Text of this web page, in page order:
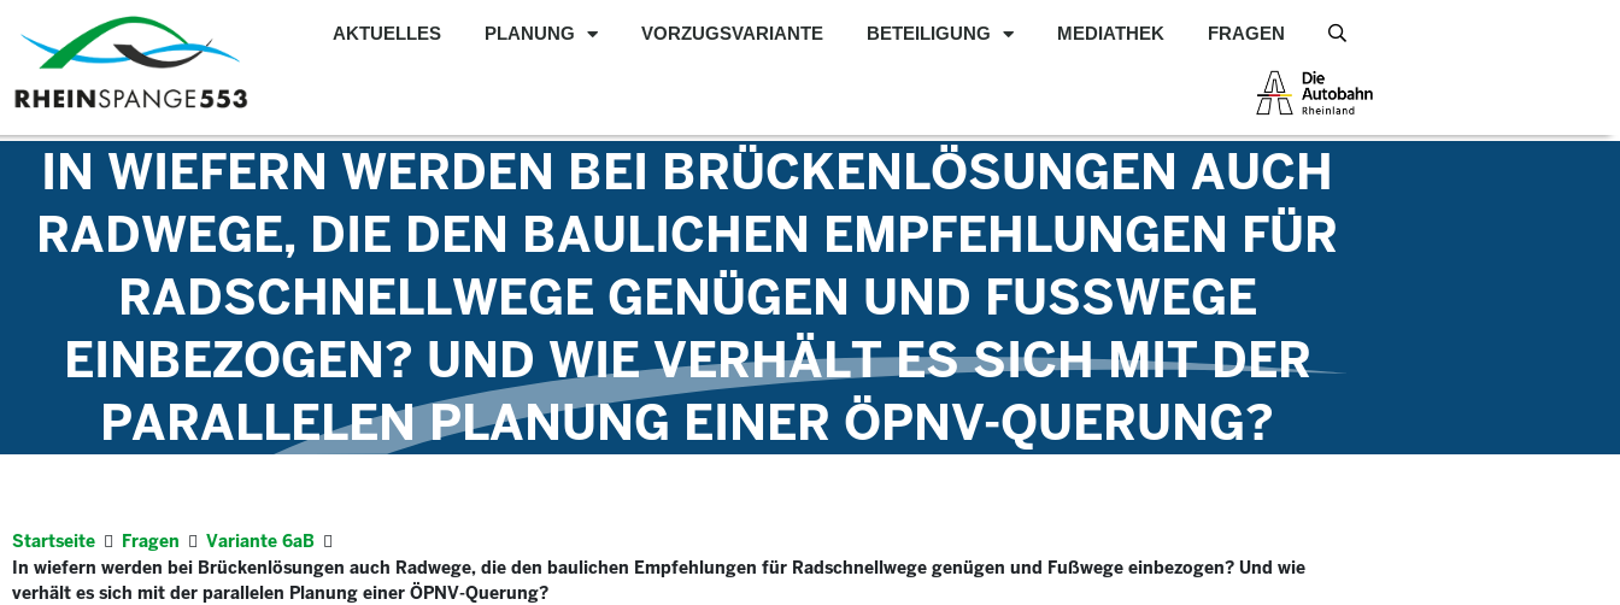
AKTUELLES PLANUNG VORZUGSVARIANTE BETEILIGUNG MEDIATHEK FRAGEN
IN WIEFERN WERDEN BEI BRÜCKENLÖSUNGEN AUCH
RADWEGE, DIE DEN BAULICHEN EMPFEHLUNGEN FÜR
RADSCHNELLWEGE GENÜGEN UND FUSSWEGE E
INBEZOGEN? UND WIE VERHÄLT ES SICH MIT DER P
ARALLELEN PLANUNG EINER ÖPNV-QUERUNG?
Startseite Fragen
Variante 6aB
In wiefern werden bei Brückenlösungen auch Radwege, die den baulichen Empfehlungen für Radschnellwege genügen und Fußwege einbezogen? Und wie
verhält es sich mit der parallelen Planung einer ÖPNV-Querung?